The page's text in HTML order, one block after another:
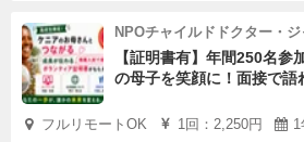
NPOチャイルドドクター・
【証明書有】年間250名参
の母子を笑顔に！面接で語
フルリモートOK 1回：2,250円